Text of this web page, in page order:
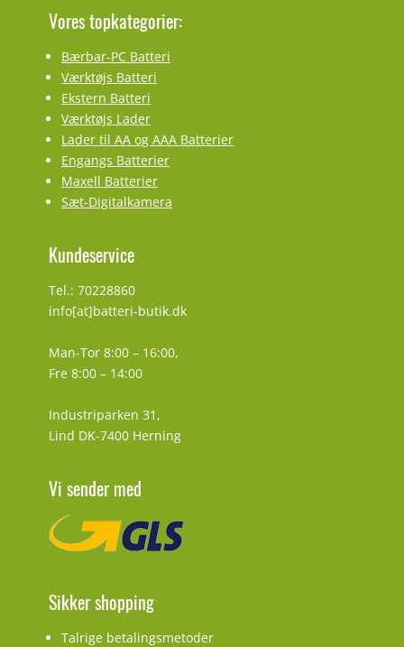
Vores topkategorier:
Bærbar-PC Batteri
Værktøjs Batteri
Ekstern Batteri
Værktøjs Lader
Lader til AA og AAA Batterier
Engangs Batterier
Maxell Batterier
Sæt-Digitalkamera
Kundeservice
Tel.: 70228860
info[at]batteri-butik.dk
Man-Tor 8:00 – 16:00,
Fre 8:00 – 14:00
Industriparken 31,
Lind DK-7400 Herning
Vi sender med
Sikker shopping
Talrige betalingsmetoder